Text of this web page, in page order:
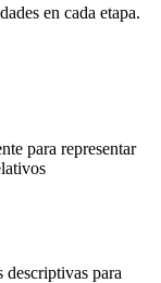
en cada etapa.
para representar
para